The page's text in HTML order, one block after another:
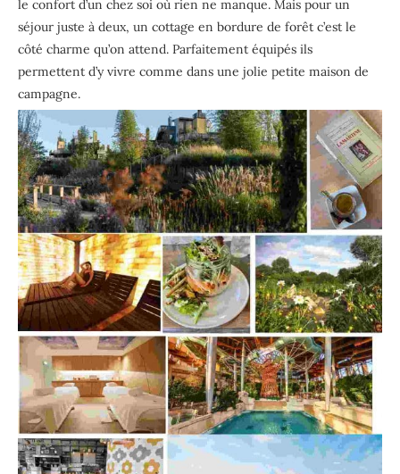
le confort d’un chez soi où rien ne manque. Mais pour un
séjour juste à deux, un cottage en bordure de forêt c’est le
côté charme qu’on attend. Parfaitement équipés ils
permettent d’y vivre comme dans une jolie petite maison de
campagne.